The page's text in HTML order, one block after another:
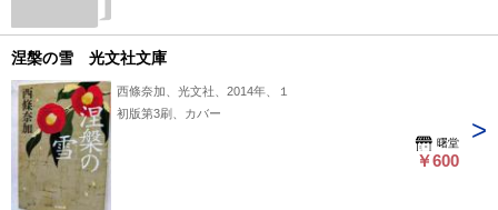
涅槃の雪 光文社文庫
西條奈加、光文社、2014年、１
初版第3刷、カバー
曙堂
￥600